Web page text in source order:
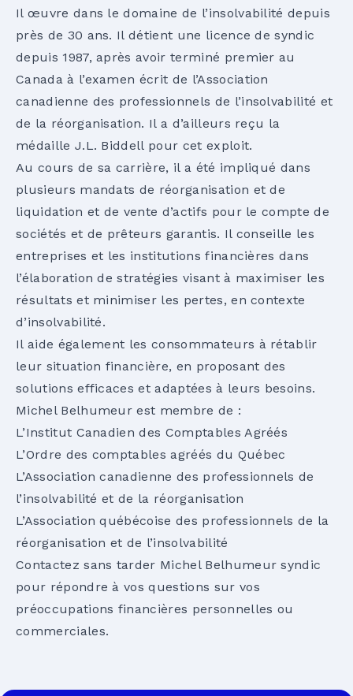
Il œuvre dans le domaine de l’insolvabilité depuis
près de 30 ans. Il détient une licence de syndic
depuis 1987, après avoir terminé premier au
Canada à l’examen écrit de l’Association
canadienne des professionnels de l’insolvabilité et
de la réorganisation. Il a d’ailleurs reçu la
médaille J.L. Biddell pour cet exploit.
Au cours de sa carrière, il a été impliqué dans
plusieurs mandats de réorganisation et de
liquidation et de vente d’actifs pour le compte de
sociétés et de prêteurs garantis. Il conseille les
entreprises et les institutions financières dans
l’élaboration de stratégies visant à maximiser les
résultats et minimiser les pertes, en contexte
d’insolvabilité.
Il aide également les consommateurs à rétablir
leur situation financière, en proposant des
solutions efficaces et adaptées à leurs besoins.
Michel Belhumeur est membre de :
L’Institut Canadien des Comptables Agréés
L’Ordre des comptables agréés du Québec
L’Association canadienne des professionnels de
l’insolvabilité et de la réorganisation
L’Association québécoise des professionnels de la
réorganisation et de l’insolvabilité
Contactez sans tarder Michel Belhumeur syndic
pour répondre à vos questions sur vos
préoccupations financières personnelles ou
commerciales.